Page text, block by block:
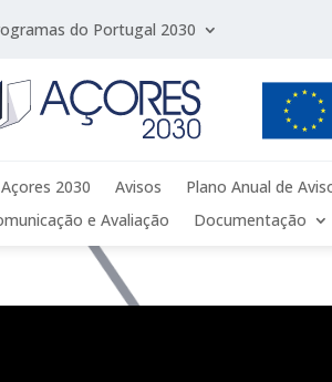
do Portugal 2030
2030 Avisos
Plano Anual de
e Avaliação
Documentação